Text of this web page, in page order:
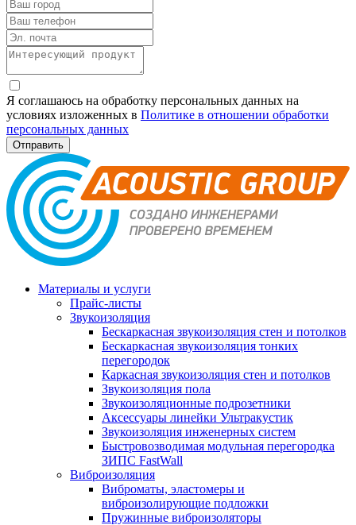
Я соглашаюсь на обработку персональных данных на
условиях изложенных в Политике в отношении обработки
персональных данных
Материалы и услуги
Прайс-листы
Звукоизоляция
Бескаркасная звукоизоляция стен и потолков
Бескаркасная звукоизоляция тонких
перегородок
Каркасная звукоизоляция стен и потолков
Звукоизоляция пола
Звукоизоляционные подрозетники
Аксессуары линейки Ультракустик
Звукоизоляция инженерных систем
Быстровозводимая модульная перегородка
ЗИПС FastWall
Виброизоляция
Виброматы, эластомеры и
виброизолирующие подложки
Пружинные виброизоляторы